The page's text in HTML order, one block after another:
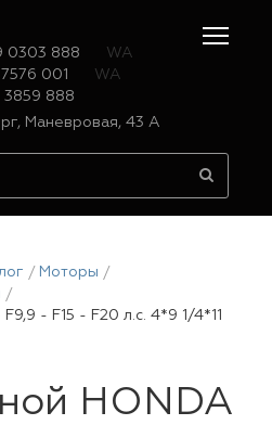
0303 888
WA
001
WA
3859 888
Маневровая, 43 А
Моторы
- F15 - F20 л.с. 4*9 1/4*11
HONDA